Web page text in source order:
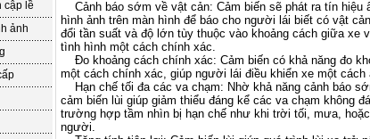
cập lề
ảnh
Cảnh báo sớm về vật cản: Cảm biến sẽ phát ra tín hiệu
hình ảnh trên màn hình để báo cho người lái biết có vật
đổi tần suất và độ lớn tùy thuộc vào khoảng cách giữa xe
tình hình một cách chính xác.
Đo khoảng cách chính xác: Cảm biến có khả năng đo
một cách chính xác, giúp người lái điều khiển xe một
Hạn chế tối đa các va chạm: Nhờ khả năng cảnh báo
cảm biến lùi giúp giảm thiểu đáng kể các va chạm không
trường hợp tầm nhìn bị hạn chế như khi trời tối, mưa,
người.